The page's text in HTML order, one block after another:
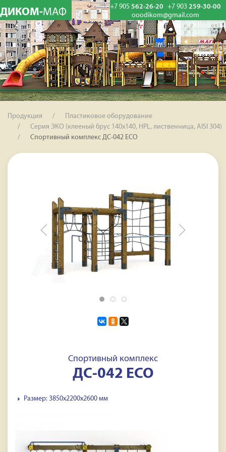
ДИКОМ-МАФ +7 905 562-26-20 +7 903 259-30-00
ooodikom@gmail.com
Продукция
Пластиковое оборудование
Серия ЭКО (клееный брус 140х140, HPL, лиственница, AISI 304)
Спортивный комплекс ДС-042 ECO
Спортивный комплекс
ДС-042 ECO
Размер: 3850х2200х2600 мм